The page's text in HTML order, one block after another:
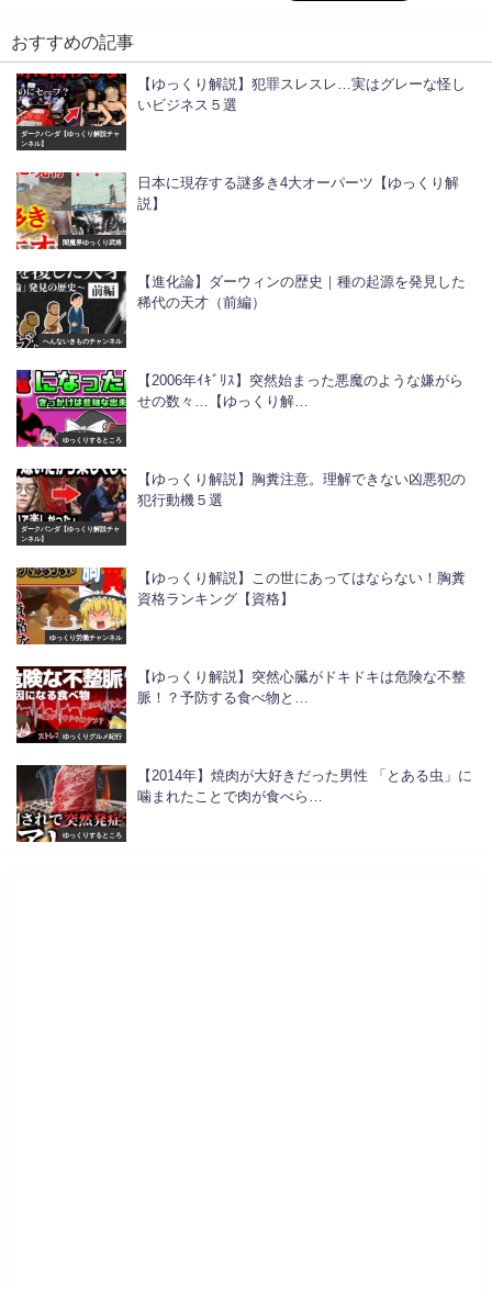
おすすめの記事
ダークパンダ【ゆっくり解説チャ
ンネル】
【ゆっくり解説】犯罪スレスレ…実はグレーな怪し
いビジネス５選
闇魔界ゆっくり武将
日本に現存する謎多き4大オーパーツ【ゆっくり解
説】
へんないきものチャンネル
【進化論】ダーウィンの歴史｜種の起源を発見した
稀代の天才（前編）
ゆっくりするところ
【2006年ｲｷﾞﾘｽ】突然始まった悪魔のような嫌がら
せの数々…【ゆっくり解…
ダークパンダ【ゆっくり解説チャ
ンネル】
【ゆっくり解説】胸糞注意。理解できない凶悪犯の
犯行動機５選
ゆっくり労働チャンネル
【ゆっくり解説】この世にあってはならない！胸糞
資格ランキング【資格】
ゆっくりグルメ紀行
【ゆっくり解説】突然心臓がドキドキは危険な不整
脈！？予防する食べ物と…
ゆっくりするところ
【2014年】焼肉が大好きだった男性 「とある虫」に
噛まれたことで肉が食べら…